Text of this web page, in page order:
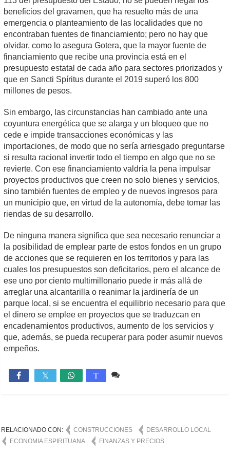
beneficios del gravamen, que ha resuelto más de una
emergencia o planteamiento de las localidades que no
encontraban fuentes de financiamiento; pero no hay que
olvidar, como lo asegura Gotera, que la mayor fuente de
financiamiento que recibe una provincia está en el
presupuesto estatal de cada año para sectores priorizados y
que en Sancti Spíritus durante el 2019 superó los 800
millones de pesos.
Sin embargo, las circunstancias han cambiado ante una
coyuntura energética que se alarga y un bloqueo que no
cede e impide transacciones económicas y las
importaciones, de modo que no sería arriesgado preguntarse
si resulta racional invertir todo el tiempo en algo que no se
revierte. Con ese financiamiento valdría la pena impulsar
proyectos productivos que creen no solo bienes y servicios,
sino también fuentes de empleo y de nuevos ingresos para
un municipio que, en virtud de la autonomía, debe tomar las
riendas de su desarrollo.
De ninguna manera significa que sea necesario renunciar a
la posibilidad de emplear parte de estos fondos en un grupo
de acciones que se requieren en los territorios y para las
cuales los presupuestos son deficitarios, pero el alcance de
ese uno por ciento multimillonario puede ir más allá de
arreglar una alcantarilla o reanimar la jardinería de un
parque local, si se encuentra el equilibrio necesario para que
el dinero se emplee en proyectos que se traduzcan en
encadenamientos productivos, aumento de los servicios y
que, además, se pueda recuperar para poder asumir nuevos
empeños.
 T
RELACIONADO CON: CONSTRUCCIONES
DESARROLLO LOCAL
ECONOMIA ESPIRITUANA
FINANZAS Y PRECIOS